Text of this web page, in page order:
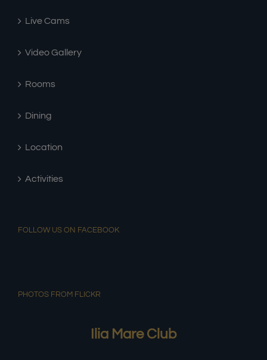
Live Cams
Video Gallery
Rooms
Dining
Location
Activities
FOLLOW US ON FACEBOOK
PHOTOS FROM FLICKR
Ilia Mare Club